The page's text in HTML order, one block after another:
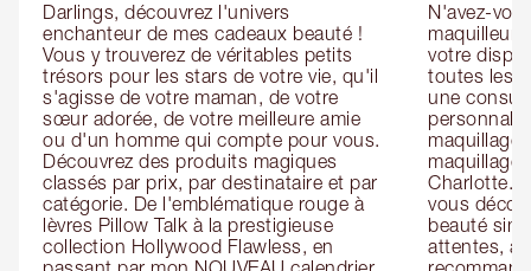
Darlings, découvrez l'univers
enchanteur de mes cadeaux beauté !
Vous y trouverez de véritables petits
trésors pour les stars de votre vie, qu'il
s'agisse de votre maman, de votre
sœur adorée, de votre meilleure amie
ou d'un homme qui compte pour vous.
Découvrez des produits magiques
classés par prix, par destinataire et par
catégorie. De l'emblématique rouge à
lèvres Pillow Talk à la prestigieuse
collection Hollywood Flawless, en
N'avez-
maquilleur
votre
toutes les
une
maquillage
maquillage
Charlotte.
vous
beauté
attentes,